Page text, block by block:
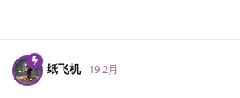
纸飞机 19 2月